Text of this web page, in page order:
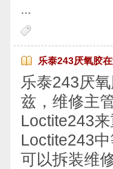
...
乐泰243厌氧胶
乐泰243厌
兹，维修主
Loctite243
Loctite243
可以拆装维